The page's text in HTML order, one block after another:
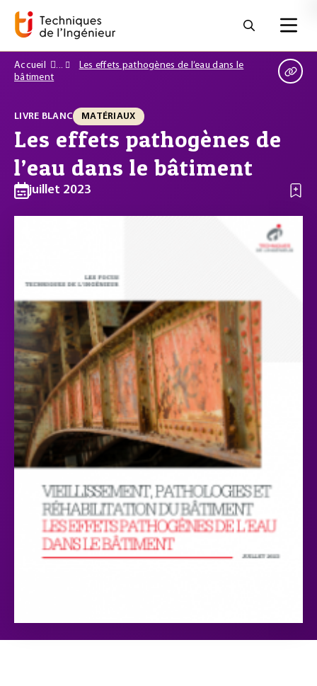
Accueil
Les effets pathogènes de l’eau dans le
bâtiment
LIVRE BLANC MATÉRIAUX
Les effets pathogènes de
l’eau dans le bâtiment
juillet 2023